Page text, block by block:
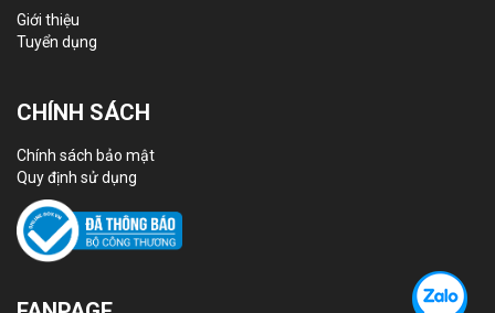
Giới thiệu
Tuyển dụng
CHÍNH SÁCH
Chính sách bảo mật
Quy định sử dụng